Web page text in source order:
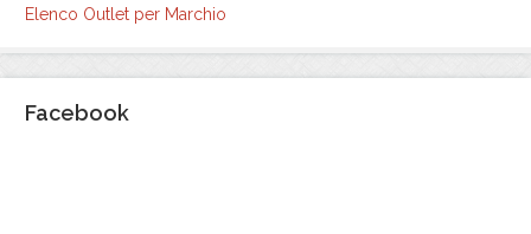
Elenco Outlet per Marchio
Facebook